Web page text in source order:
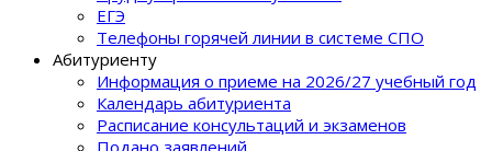
ЕГЭ
Телефоны горячей линии в системе СПО
Абитуриенту
Информация о приеме на 2026/27 учебный год
Календарь абитуриента
Расписание консультаций и экзаменов
Подано заявлений